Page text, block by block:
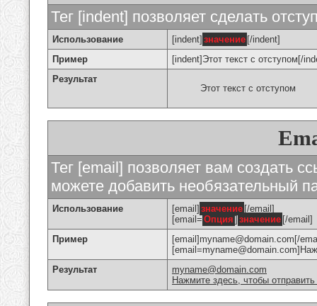
Тег [indent] позволяет сделать
Использование [indent] значение [/indent]
Пример
[indent]Этот текст с отступом[/
Результат
Этот текст с отступом
Тег [email] позволяет вам создать
можете добавить необязательный
Использование [email] значение [/email]
[email= Опция ] значение [/email]
Пример
[email]myname@domain.com[/
Результат
myname@domain.com
Нажмите здесь, чтобы